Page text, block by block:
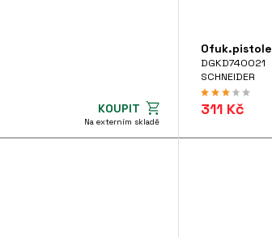
KOUPIT
Na externím skladě
Ofuk.pistole
DGKD740021
SCHNEIDER
311 Kč